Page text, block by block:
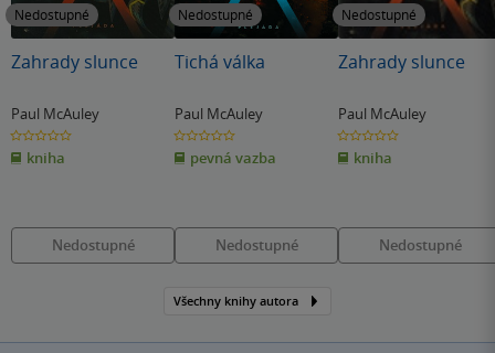
Nedostupné
Zahrady slunce
Paul McAuley
0.0
z
5
hvězdiček
kniha
Nedostupné
Nedostupné
Tichá válka
Paul McAuley
0.0
z
5
hvězdiček
pevná vazba
Nedostupné
Nedostupné
Zahrady slunce
Paul McAuley
0.0
z
5
hvězdiček
kniha
Nedostupné
Všechny knihy autora